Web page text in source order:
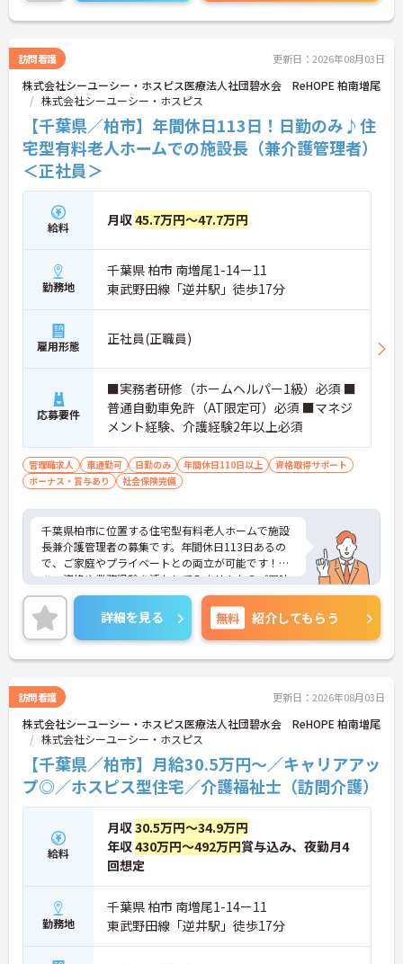
訪問看護 更新日：2026年08月03日
株式会社シーユーシー・ホスピス医療法人社団碧水会 ReHOPE 柏南増尾
株式会社シーユーシー・ホスピス
【千葉県／柏市】年間休日113日！日勤のみ♪住
宅型有料老人ホームでの施設長（兼介護管理者）
＜正社員＞
給料 月収45.7万円～47.7万円
勤務地
千葉県 柏市 南増尾1-14ー11
東武野田線「逆井駅」徒歩17分
雇用形態 正社員(正職員)
応募要件
■実務者研修（ホームヘルパー1級）必須 ■
普通自動車免許（AT限定可）必須 ■マネジ
メント経験、介護経験2年以上必須
管理職求人 車通勤可 日勤のみ 年間休日110日以上
資格取得サポート
ボーナス・賞与あり
社会保険完備
千葉県柏市に位置する住宅型有料老人ホームで施設
長兼介護管理者の募集です。年間休日113日あるの
で、ご家庭やプライベートとの両立が可能です！ぜ
ひ、資格や業務経験を活かしてみませんか？ご興味
のある方はご面接のポイントお伝えしますのでご気
軽にお問い合わせください。
詳細を見る 無料 紹介してもらう
訪問看護 更新日：2026年08月03日
株式会社シーユーシー・ホスピス医療法人社団碧水会 ReHOPE 柏南増尾
株式会社シーユーシー・ホスピス
【千葉県／柏市】月給30.5万円～／キャリアアッ
プ◎／ホスピス型住宅／介護福祉士（訪問介護）
給料
月収30.5万円～34.9万円
年収430万円～492万円賞与込み、夜勤月4
回想定
勤務地
千葉県 柏市 南増尾1-14ー11
東武野田線「逆井駅」徒歩17分